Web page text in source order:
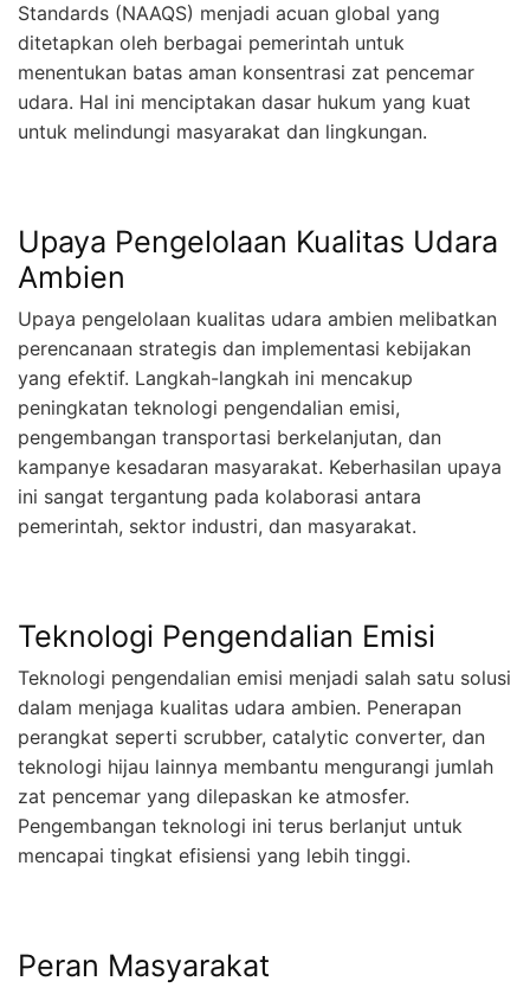
Standards (NAAQS) menjadi acuan global yang
ditetapkan oleh berbagai pemerintah untuk
menentukan batas aman konsentrasi zat pencemar
udara. Hal ini menciptakan dasar hukum yang kuat
untuk melindungi masyarakat dan lingkungan.
Upaya Pengelolaan Kualitas Udara
Ambien
Upaya pengelolaan kualitas udara ambien melibatkan
perencanaan strategis dan implementasi kebijakan
yang efektif. Langkah-langkah ini mencakup
peningkatan teknologi pengendalian emisi,
pengembangan transportasi berkelanjutan, dan
kampanye kesadaran masyarakat. Keberhasilan upaya
ini sangat tergantung pada kolaborasi antara
pemerintah, sektor industri, dan masyarakat.
Teknologi Pengendalian Emisi
Teknologi pengendalian emisi menjadi salah satu solusi
dalam menjaga kualitas udara ambien. Penerapan
perangkat seperti scrubber, catalytic converter, dan
teknologi hijau lainnya membantu mengurangi jumlah
zat pencemar yang dilepaskan ke atmosfer.
Pengembangan teknologi ini terus berlanjut untuk
mencapai tingkat efisiensi yang lebih tinggi.
Peran Masyarakat